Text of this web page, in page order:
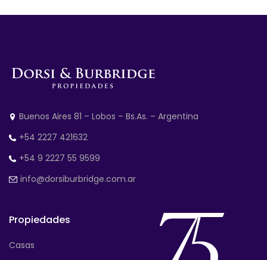
Buenos Aires 81 – Lobos – Bs.As. – Argentina
+54 2227 421632
+54 9 2227 55 9599
info@dorsiburbridge.com.ar
Propiedades
Casas